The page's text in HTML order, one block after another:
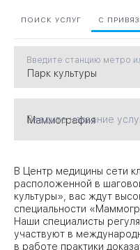
1
Теплый Стан
Академическая
ПОИСК УСЛУГ С
Введите станцию метро
Введите название
В Центр медицины сети
расположенной в
культуры», вас ждут
специальности
Наши специалисты
участвуют в
в работе практики